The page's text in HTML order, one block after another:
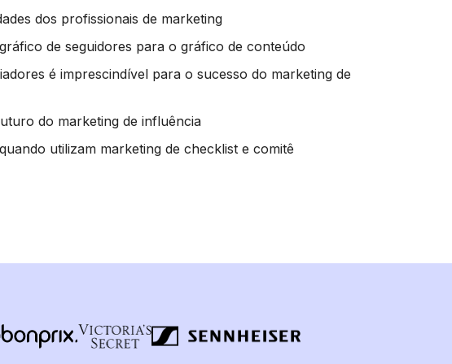
dos profissionais de marketing
de seguidores para o gráfico de conteúdo
é imprescindível para o sucesso do marketing de
do marketing de influência
utilizam marketing de checklist e comitê